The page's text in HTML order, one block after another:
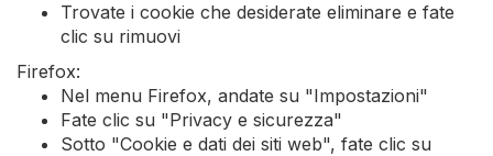
Trovate i cookie che desiderate eliminare e fate
clic su rimuovi
Firefox:
Nel menu Firefox, andate su "Impostazioni"
Fate clic su "Privacy e sicurezza"
Sotto "Cookie e dati dei siti web", fate clic su